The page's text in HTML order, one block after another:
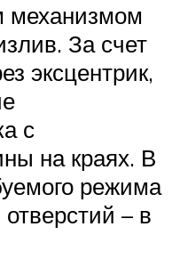
механизмом
За счет
эксцентрик,
с
на краях. В
режима
– в